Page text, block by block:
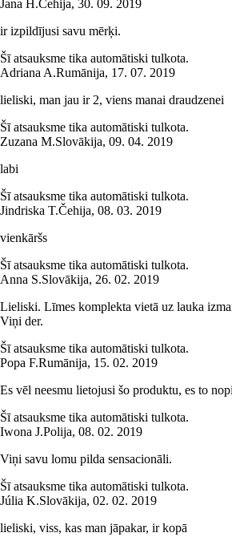
Jana H.Čehija, 30. 09. 2019
ir izpildījusi savu mērķi.
Šī atsauksme tika automātiski tulkota.
Adriana A.Rumānija, 17. 07. 2019
lieliski, man jau ir 2, viens manai draudzenei
Šī atsauksme tika automātiski tulkota.
Zuzana M.Slovākija, 09. 04. 2019
labi
Šī atsauksme tika automātiski tulkota.
Jindriska T.Čehija, 08. 03. 2019
vienkāršs
Šī atsauksme tika automātiski tulkota.
Anna S.Slovākija, 26. 02. 2019
Lieliski. Līmes komplekta vietā uz lauka
Viņi der.
Šī atsauksme tika automātiski tulkota.
Popa F.Rumānija, 15. 02. 2019
Es vēl neesmu lietojusi šo produktu, es to
Šī atsauksme tika automātiski tulkota.
Iwona J.Polija, 08. 02. 2019
Viņi savu lomu pilda sensacionāli.
Šī atsauksme tika automātiski tulkota.
Júlia K.Slovākija, 02. 02. 2019
lieliski, viss, kas man jāpakar, ir kopā